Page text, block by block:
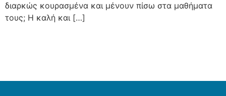
διαρκώς κουρασμένα και μένουν πίσω στα μαθήματα
τους; Η καλή και […]